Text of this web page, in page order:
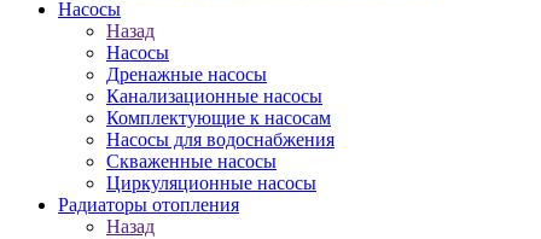
Насосы
Назад
Насосы
Дренажные насосы
Канализационные насосы
Комплектующие к насосам
Насосы для водоснабжения
Скваженные насосы
Циркуляционные насосы
Радиаторы отопления
Назад